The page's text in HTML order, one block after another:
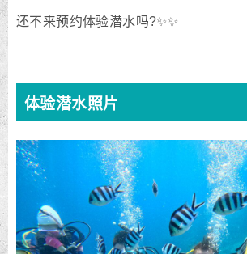
还不来预约体验潜水吗?✨✨
体验潜水照片